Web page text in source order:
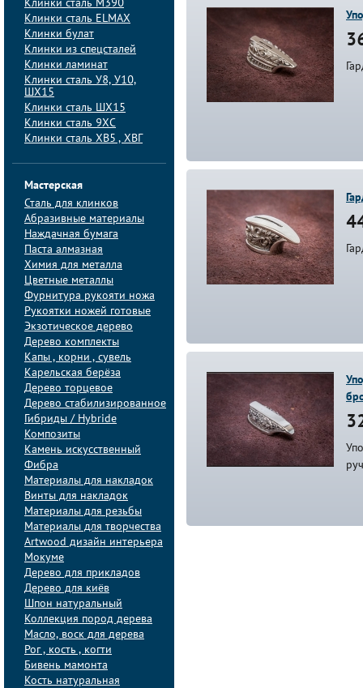
Клинки сталь M390
Клинки сталь ELMAX
Клинки булат
Клинки из спецсталей
Клинки ламинат
Клинки сталь У8, У10,
ШХ15
Клинки сталь ШХ15
Клинки сталь 9ХС
Клинки сталь ХВ5 , ХВГ
Мастерская
Сталь для клинков
Абразивные материалы
Наждачная бумага
Паста алмазная
Химия для металла
Цветные металлы
Фурнитура рукояти ножа
Рукоятки ножей готовые
Экзотическое дерево
Дерево комплекты
Капы , корни , сувель
Карельская берёза
Дерево торцевое
Дерево стабилизированное
Гибриды / Hybride
Композиты
Камень искусственный
Фибра
Материалы для накладок
Винты для накладок
Материалы для резьбы
Материалы для творчества
Artwood дизайн интерьера
Мокуме
Дерево для прикладов
Дерево для киёв
Шпон натуральный
Коллекция пород дерева
Масло, воск для дерева
Рог , кость , когти
Бивень мамонта
Кость натуральная